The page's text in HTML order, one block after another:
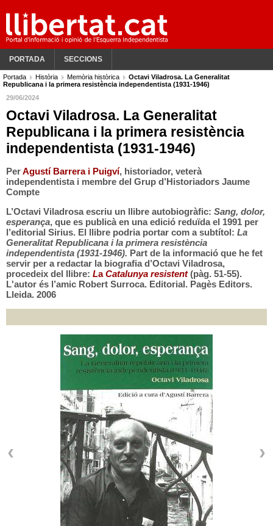
PORTADA SECCIONS
Portada Història Memòria històrica
Octavi Viladrosa. La Generalitat
Republicana i la primera resistència independentista (1931-1946)
29/06/2024
Octavi Viladrosa. La Generalitat
Republicana i la primera resistència
independentista (1931-1946)
PerAgustí Barrera i Puigví, historiador, veterà
independentista i membre del Grup d’Historiadors Jaume
Compte
L’Octavi Viladrosa escriu un llibre autobiogràfic: Sang, dolor,
esperança, que es publicà en una edició reduïda el 1991 per
l’editorial Sirius. El llibre podria portar com a subtítol: La
Generalitat Republicana i la primera resistència
independentista (1931-1946). Part de la informació que he fet
servir per a redactar la biografia d’Octavi Viladrosa,
procedeix del llibre: LaCatalunya resistent (pàg. 51-55).
L'autor és l’amic Robert Surroca. Editorial. Pagès Editors.
Lleida. 2006